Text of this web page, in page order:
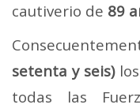
cautiverio de 89
setenta y seis)los
todas las